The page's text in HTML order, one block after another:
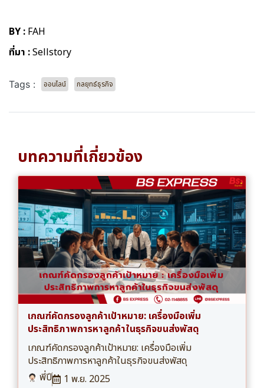
BY : FAH
ที่มา :Sellstory
Tags : ออนไลน์ กลยุทธ์ธุรกิจ
บทความที่เกี่ยวข้อง
เกณฑ์คัดกรองลูกค้าเป้าหมาย: เครื่องมือเพิ่ม
ประสิทธิภาพการหาลูกค้าในธุรกิจขนส่งพัสดุ
เกณฑ์คัดกรองลูกค้าเป้าหมาย: เครื่องมือเพิ่ม
ประสิทธิภาพการหาลูกค้าในธุรกิจขนส่งพัสดุ
พี่ปี
1 พ.ย. 2025